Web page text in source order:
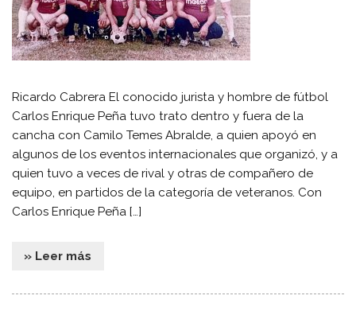
Ricardo Cabrera El conocido jurista y hombre de fútbol
Carlos Enrique Peña tuvo trato dentro y fuera de la
cancha con Camilo Temes Abralde, a quien apoyó en
algunos de los eventos internacionales que organizó, y a
quien tuvo a veces de rival y otras de compañero de
equipo, en partidos de la categoría de veteranos. Con
Carlos Enrique Peña […]
» Leer más